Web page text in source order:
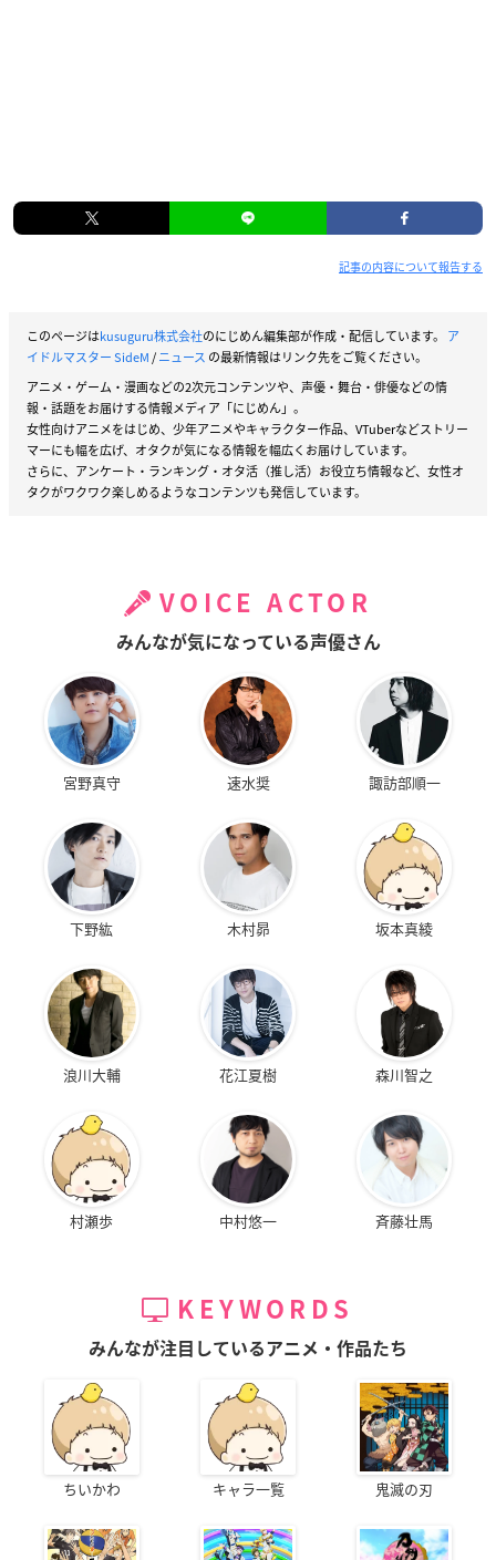
記事の内容について報告する
このページはkusuguru株式会社のにじめん編集部が作成・配信しています。 ア
イドルマスター SideM/ニュース の最新情報はリンク先をご覧ください。
アニメ・ゲーム・漫画などの2次元コンテンツや、声優・舞台・俳優などの情
報・話題をお届けする情報メディア「にじめん」。
女性向けアニメをはじめ、少年アニメやキャラクター作品、VTuberなどストリー
マーにも幅を広げ、オタクが気になる情報を幅広くお届けしています。
さらに、アンケート・ランキング・オタ活（推し活）お役立ち情報など、女性オ
タクがワクワク楽しめるようなコンテンツも発信しています。
VOICE ACTOR
みんなが気になっている声優さん
宮野真守 速水奨 諏訪部順一
下野紘 木村昴 坂本真綾
浪川大輔 花江夏樹 森川智之
村瀬歩 中村悠一 斉藤壮馬
KEYWORDS
みんなが注目しているアニメ・作品たち
ちいかわ キャラ一覧 鬼滅の刃